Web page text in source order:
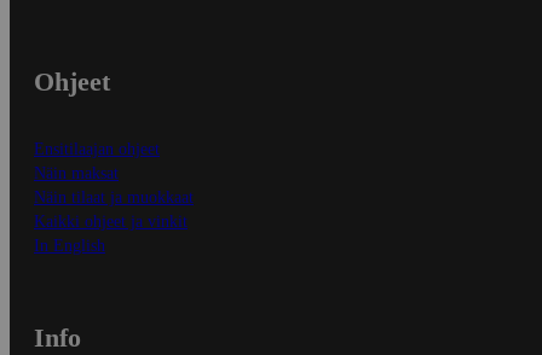
Ohjeet
Ensitilaajan ohjeet
Näin maksat
Näin tilaat ja muokkaat
Kaikki ohjeet ja vinkit
In English
Info